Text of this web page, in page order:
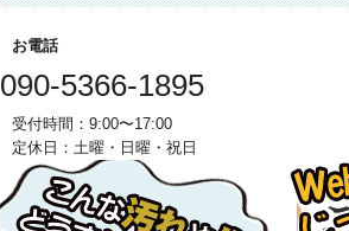
お電話
090-5366-1895
受付時間：9:00〜17:00
定休日：土曜・日曜・祝日